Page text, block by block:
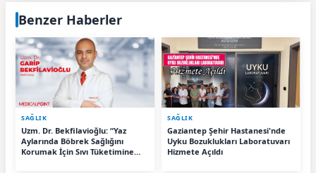
Benzer Haberler
SAĞLIK
Uzm. Dr. Bekfilavioğlu: “Yaz
Aylarında Böbrek Sağlığını
Korumak İçin Sıvı Tüketimine
SAĞLIK
Gaziantep Şehir Hastanesi'nde
Uyku Bozuklukları Laboratuvarı
Hizmete Açıldı